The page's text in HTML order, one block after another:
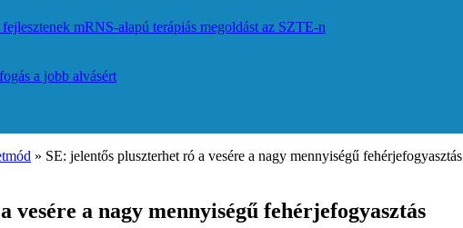
mRNS-alapú terápiás megoldást az SZTE-n
a jobb alvásért
» SE: jelentős pluszterhet ró a vesére a nagy mennyiségű fehérjefogyasztás
vesére a nagy mennyiségű fehérjefogyasztás